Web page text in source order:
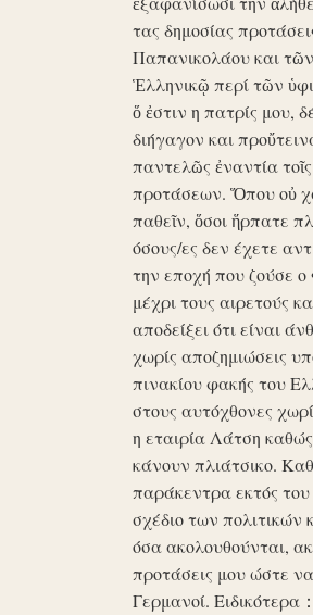
τας δημοσίας
Παπανικολάου και
Ἑλληνικῷ περί τῶν
ὅ ἐστιν η πατρίς μου,
διήγαγον και
παντελῶς ἐναντία
προτάσεων. Ὅπου οὐ
παθεῖν, ὅσοι ἥρπατε
όσους/ες δεν έχετε
την εποχή που ζούσε
μέχρι τους αιρετούς
αποδείξει ότι είναι
χωρίς αποζημιώσεις
πινακίου φακής του
στους αυτόχθονες
η εταιρία Λάτση
κάνουν πλιάτσικο.
παράκεντρα εκτός
σχέδιο των
όσα ακολουθούνται,
προτάσεις μου ώστε
Γερμανοί.